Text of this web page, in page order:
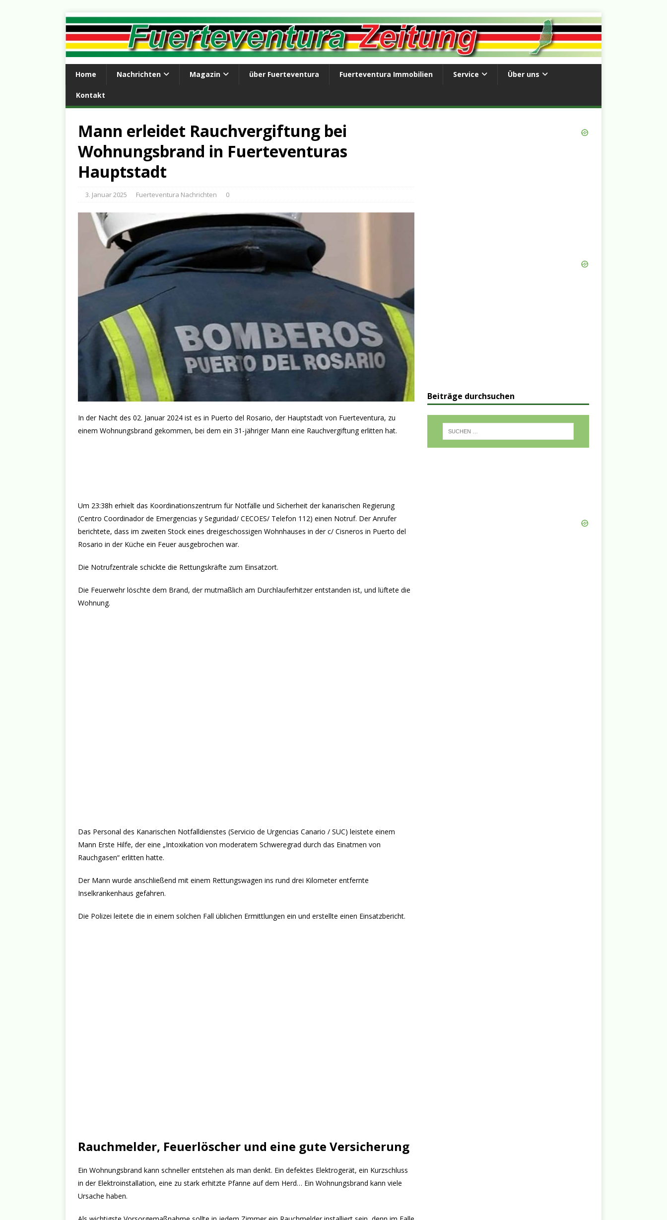
Home Nachrichten Magazin über Fuerteventura Fuerteventura Immobilien Service Über uns
Kontakt
Mann erleidet Rauchvergiftung bei
Wohnungsbrand in Fuerteventuras
Hauptstadt
3. Januar 2025 Fuerteventura Nachrichten 0
In der Nacht des 02. Januar 2024 ist es in Puerto del Rosario, der Hauptstadt von Fuerteventura, zu
einem Wohnungsbrand gekommen, bei dem ein 31-jähriger Mann eine Rauchvergiftung erlitten hat.
Um 23:38h erhielt das Koordinationszentrum für Notfälle und Sicherheit der kanarischen Regierung
(Centro Coordinador de Emergencias y Seguridad/ CECOES/ Telefon 112) einen Notruf. Der Anrufer
berichtete, dass im zweiten Stock eines dreigeschossigen Wohnhauses in der c/ Cisneros in Puerto del
Rosario in der Küche ein Feuer ausgebrochen war.
Die Notrufzentrale schickte die Rettungskräfte zum Einsatzort.
Die Feuerwehr löschte dem Brand, der mutmaßlich am Durchlauferhitzer entstanden ist, und lüftete die
Wohnung.
Das Personal des Kanarischen Notfalldienstes (Servicio de Urgencias Canario / SUC) leistete einem
Mann Erste Hilfe, der eine „Intoxikation von moderatem Schweregrad durch das Einatmen von
Rauchgasen“ erlitten hatte.
Der Mann wurde anschließend mit einem Rettungswagen ins rund drei Kilometer entfernte
Inselkrankenhaus gefahren.
Die Polizei leitete die in einem solchen Fall üblichen Ermittlungen ein und erstellte einen Einsatzbericht.
Rauchmelder, Feuerlöscher und eine gute Versicherung
Ein Wohnungsbrand kann schneller entstehen als man denkt. Ein defektes Elektrogerät, ein Kurzschluss
in der Elektroinstallation, eine zu stark erhitzte Pfanne auf dem Herd… Ein Wohnungsbrand kann viele
Ursache haben.
Beiträge durchsuchen